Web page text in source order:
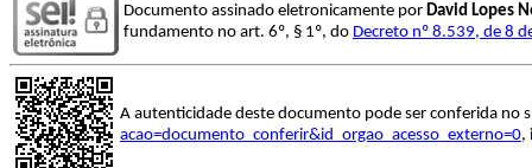
Documento assinado eletronicamente por David Lopes
fundamento no art. 6º, § 1º, do Decreto nº 8.539, de 8
A autenticidade deste documento pode ser conferida no
acao=documento_conferir&id_orgao_acesso_externo=0,